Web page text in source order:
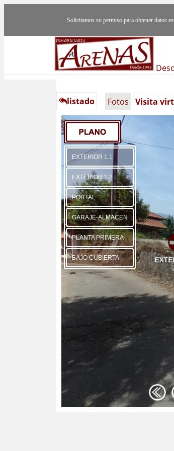
Solicitamos su permiso para obtener datos
listado Fotos Visita